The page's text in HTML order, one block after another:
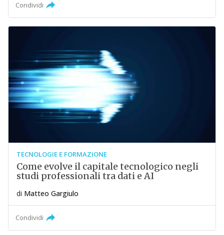
Condividi
TECNOLOGIE E FORMAZIONE
Come evolve il capitale tecnologico negli
studi professionali tra dati e AI
di Matteo Gargiulo
Condividi